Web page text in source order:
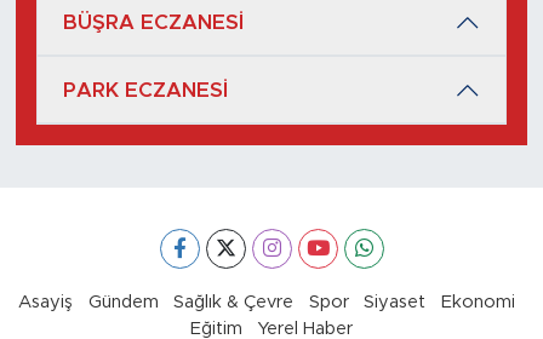
BÜŞRA ECZANESİ
PARK ECZANESİ
Asayiş Gündem Sağlık & Çevre Spor Siyaset
Ekonomi
Eğitim
Yerel Haber